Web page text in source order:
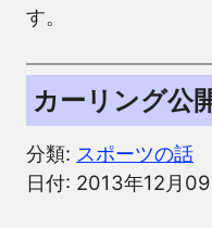
す。
カーリング公
分類: スポーツの話
日付: 2013年12月